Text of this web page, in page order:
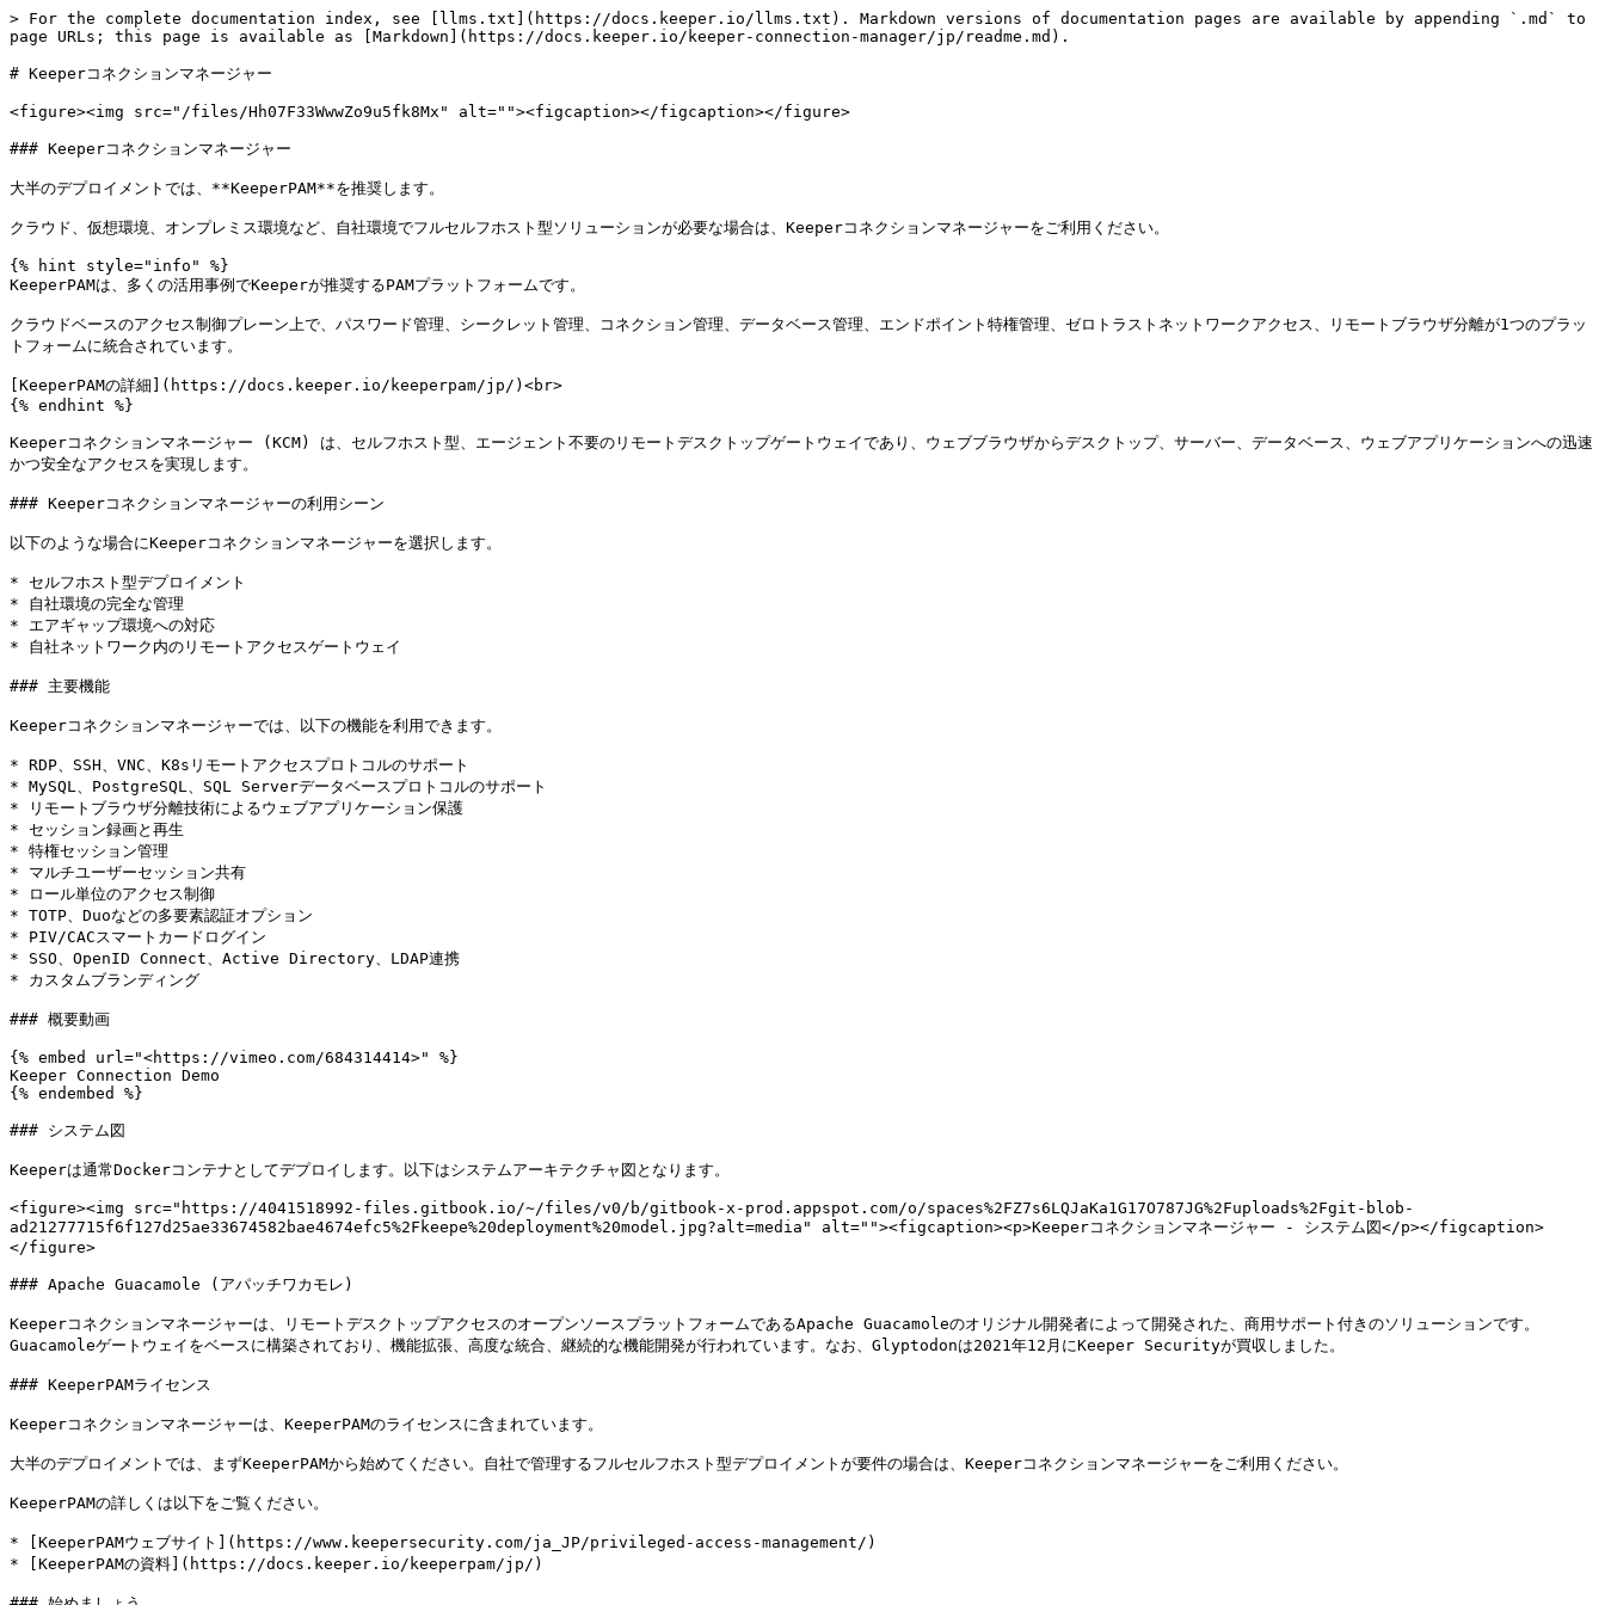
> For the complete documentation index, see [llms.txt](https://docs.keeper.io/llms.txt). Markdown versions of documentation pages are available by appending `.md` to
page URLs; this page is available as [Markdown](https://docs.keeper.io/keeper-connection-manager/jp/readme.md).
# Keeperコネクションマネージャー
<figure><img src="/files/Hh07F33WwwZo9u5fk8Mx" alt=""><figcaption></figcaption></figure>
### Keeperコネクションマネージャー
大半のデプロイメントでは、**KeeperPAM**を推奨します。
クラウド、仮想環境、オンプレミス環境など、自社環境でフルセルフホスト型ソリューションが必要な場合は、Keeperコネクションマネージャーをご利用ください。
{% hint style="info" %}
KeeperPAMは、多くの活用事例でKeeperが推奨するPAMプラットフォームです。
クラウドベースのアクセス制御プレーン上で、パスワード管理、シークレット管理、コネクション管理、データベース管理、エンドポイント特権管理、ゼロトラストネットワークアクセス、リモートブラウザ分離が1つのプラッ
トフォームに統合されています。
[KeeperPAMの詳細](https://docs.keeper.io/keeperpam/jp/)<br>
{% endhint %}
Keeperコネクションマネージャー (KCM) は、セルフホスト型、エージェント不要のリモートデスクトップゲートウェイであり、ウェブブラウザからデスクトップ、サーバー、データベース、ウェブアプリケーションへの迅速
かつ安全なアクセスを実現します。
### Keeperコネクションマネージャーの利用シーン
以下のような場合にKeeperコネクションマネージャーを選択します。
* セルフホスト型デプロイメント
* 自社環境の完全な管理
* エアギャップ環境への対応
* 自社ネットワーク内のリモートアクセスゲートウェイ
### 主要機能
Keeperコネクションマネージャーでは、以下の機能を利用できます。
* RDP、SSH、VNC、K8sリモートアクセスプロトコルのサポート
* MySQL、PostgreSQL、SQL Serverデータベースプロトコルのサポート
* リモートブラウザ分離技術によるウェブアプリケーション保護
* セッション録画と再生
* 特権セッション管理
* マルチユーザーセッション共有
* ロール単位のアクセス制御
* TOTP、Duoなどの多要素認証オプション
* PIV/CACスマートカードログイン
* SSO、OpenID Connect、Active Directory、LDAP連携
* カスタムブランディング
### 概要動画
{% embed url="<https://vimeo.com/684314414>" %}
Keeper Connection Demo
{% endembed %}
### システム図
Keeperは通常Dockerコンテナとしてデプロイします。以下はシステムアーキテクチャ図となります。
<figure><img src="https://4041518992-files.gitbook.io/~/files/v0/b/gitbook-x-prod.appspot.com/o/spaces%2FZ7s6LQJaKa1G17O787JG%2Fuploads%2Fgit-blob-
ad21277715f6f127d25ae33674582bae4674efc5%2Fkeepe%20deployment%20model.jpg?alt=media" alt=""><figcaption><p>Keeperコネクションマネージャー - システム図</p></figcaption>
</figure>
### Apache Guacamole (アパッチワカモレ)
Keeperコネクションマネージャーは、リモートデスクトップアクセスのオープンソースプラットフォームであるApache Guacamoleのオリジナル開発者によって開発された、商用サポート付きのソリューションです。
Guacamoleゲートウェイをベースに構築されており、機能拡張、高度な統合、継続的な機能開発が行われています。なお、Glyptodonは2021年12月にKeeper Securityが買収しました。
### KeeperPAMライセンス
Keeperコネクションマネージャーは、KeeperPAMのライセンスに含まれています。
大半のデプロイメントでは、まずKeeperPAMから始めてください。自社で管理するフルセルフホスト型デプロイメントが要件の場合は、Keeperコネクションマネージャーをご利用ください。
KeeperPAMの詳しくは以下をご覧ください。
* [KeeperPAMウェブサイト](https://www.keepersecurity.com/ja_JP/privileged-access-management/)
* [KeeperPAMの資料](https://docs.keeper.io/keeperpam/jp/)